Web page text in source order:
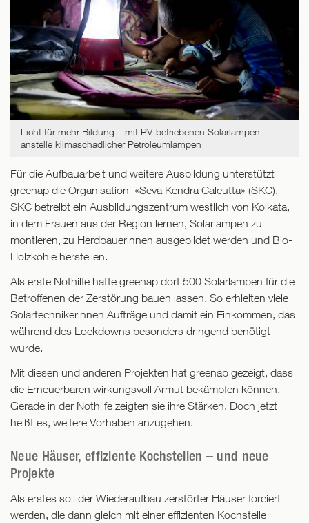
Licht für mehr Bildung – mit PV-betriebenen Solarlampen
anstelle klimaschädlicher Petroleumlampen
Für die Aufbauarbeit und weitere Ausbildung unterstützt
greenap die Organisation «Seva Kendra Calcutta» (SKC).
SKC be­treibt ein Ausbildungs­zentrum westlich von Kolkata,
in dem Frauen aus der Region lernen, Solarlampen zu
montieren, zu Herd­bauerinnen ausgebildet werden und Bio-
Holzkohle herstellen.
Als erste Nothilfe hatte greenap dort 500 Solarlampen für die
Betroffenen der Zerstörung bauen lassen. So erhielten viele
Solartechnikerinnen Aufträge und damit ein Einkommen, das
während des Lockdowns besonders dringend benötigt
wurde.
Mit diesen und anderen Projekten hat greenap gezeigt, dass
die Erneuerbaren wirkungs­voll Armut bekämpfen können.
Gerade in der Nothilfe zeigten sie ihre Stärken. Doch jetzt
heißt es, weitere Vorhaben anzugehen.
Neue Häuser, effiziente Kochstellen – und neue
Projekte
Als erstes soll der Wiederaufbau zerstörter Häuser forciert
werden, die dann gleich mit einer effizienten Kochstelle